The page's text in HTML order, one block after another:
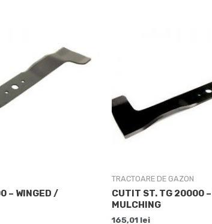
– WINGED /
TRACTOARE DE GAZON
CUTIT ST. TG 20000
MULCHING
165,01 lei